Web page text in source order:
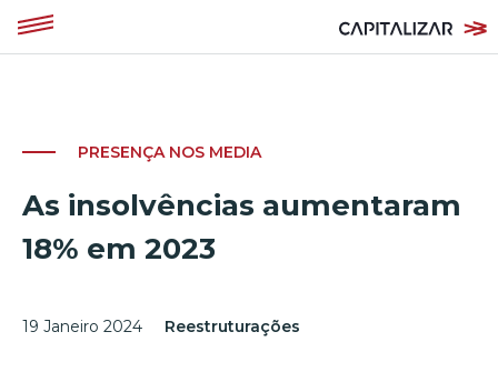
PRESENÇA NOS MEDIA
As insolvências aumentaram
18% em 2023
19 Janeiro 2024 Reestruturações